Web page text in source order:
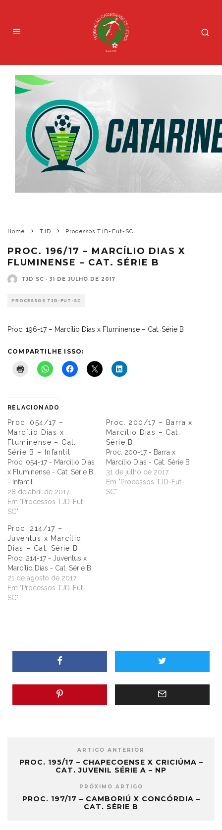
Home TJD Processos TJD-Fut-SC
PROC. 196/17 – MARCÍLIO DIAS X
FLUMINENSE – CAT. SÉRIE B
TJD SC · 31 DE JULHO DE 2017
PROCESSOS TJD-FUT-SC
Proc. 196-17 – Marcílio Dias x Fluminense – Cat. Série B
COMPARTILHE ISSO:
RELACIONADO
Proc. 054/17 –
Marcílio Dias x
Fluminense – Cat.
Série B – Infantil
Proc. 054-17 - Marcílio Dias
x Fluminense - Cat. Série B
- Infantil
28 de abril de 2017
Em "Processos TJD-Fut-
SC"
Proc. 200/17 – Barra x
Marcílio Dias – Cat.
Série B
Proc. 200-17 - Barra x
Marcílio Dias - Cat. Série B
31 de julho de 2017
Em "Processos TJD-Fut-
SC"
Proc. 214/17 –
Juventus x Marcílio
Dias – Cat. Série B
Proc. 214-17 - Juventus x
Marcílio Dias - Cat. Série B
21 de agosto de 2017
Em "Processos TJD-Fut-
SC"
ARTIGO ANTERIOR
PROC. 195/17 – CHAPECOENSE X CRICIÚMA –
CAT. JUVENIL SÉRIE A – NP
PRÓXIMO ARTIGO
PROC. 197/17 – CAMBORIÚ X CONCÓRDIA –
CAT. SÉRIE B